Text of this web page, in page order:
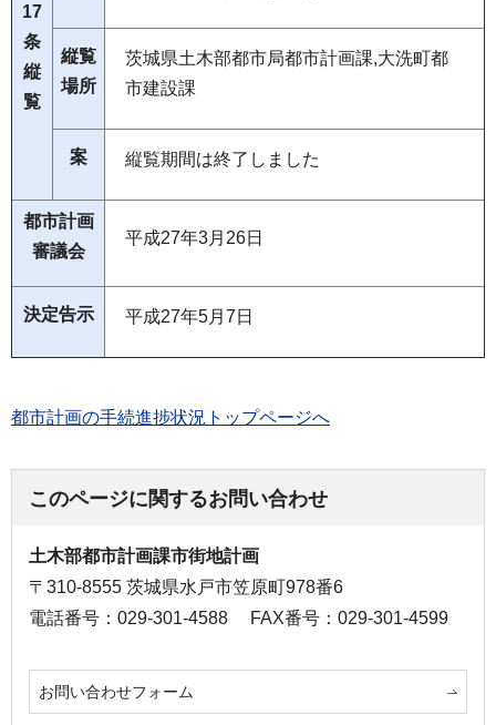
17
条
縦
覧
縦覧
場所
茨城県土木部都市局都市計画課,大洗町都
市建設課
案 縦覧期間は終了しました
都市計画
審議会
平成27年3月26日
決定告示 平成27年5月7日
都市計画の手続進捗状況トップページへ
このページに関するお問い合わせ
土木部都市計画課市街地計画
〒310-8555 茨城県水戸市笠原町978番6
電話番号：029-301-4588
FAX番号：029-301-4599
お問い合わせフォーム